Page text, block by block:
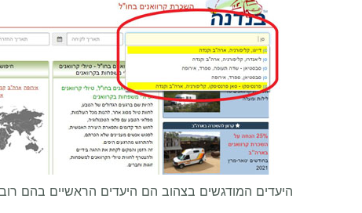
היעדים המודגשים בצהוב הם היעדים הראשיים בהם